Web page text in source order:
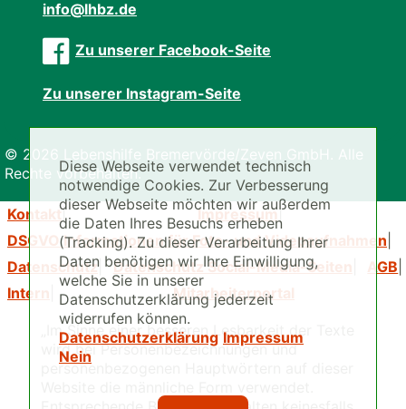
info@lhbz.de
Zu unserer Facebook-Seite
Zu unserer Instagram-Seite
© 2026 Lebenshilfe Bremervörde/Zeven GmbH. Alle
Rechte vorbehalten.
Kontakt
Impressum
DSGVO Informationen für Foto- und Videoaufnahmen
Datenschutz
Datenschutz Social-Media-Seiten
AGB
Intern
Mitarbeiterportal
„Im Sinne einer besseren Lesbarkeit der Texte
wird bei Personenbezeichnungen und
personenbezogenen Hauptwörtern auf dieser
Diese Webseite verwendet technisch
notwendige Cookies. Zur Verbesserung
dieser Webseite möchten wir außerdem
die Daten Ihres Besuchs erheben
(Tracking). Zu dieser Verarbeitung Ihrer
Daten benötigen wir Ihre Einwilligung,
welche Sie in unserer
Datenschutzerklärung jederzeit
widerrufen können.
Datenschutzerklärung Impressum
Nein